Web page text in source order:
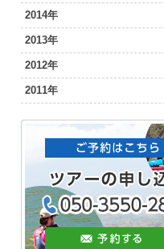
2014年
2013年
2012年
2011年